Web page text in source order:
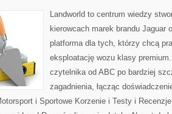
Landworld to centrum wiedzy
kierowcach marek brandu Jaguar
platforma dla tych, którzy chcą
eksploatację wozu klasy
czytelnika od ABC po bardziej
zagadnienia, łącząc
i Sportowe Korzenie i Testy i